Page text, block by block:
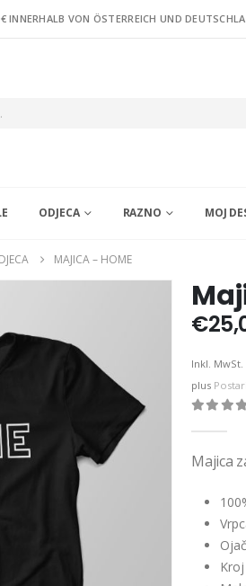
INNERHALB VON ÖSTERREICH UND
ODJECA RAZNO MOJ
MAJICA – HOME
€
Inkl. MwSt.
plus
Majica